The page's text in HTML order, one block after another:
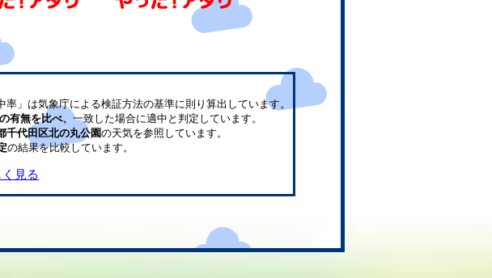
率」は気象庁による検証方法の基準に則り算出しています。
有無を比べ、 一致した場合に適中と判定しています。
千代田区北の丸公園の天気を参照しています。
の結果を比較しています。
見る